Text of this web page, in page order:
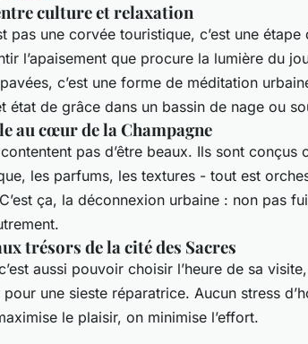
culture et relaxation
pas une corvée touristique, c’est une
l’apaisement que procure la lumière du
c’est une forme de méditation
état de grâce dans un bassin de nage ou
au cœur de la Champagne
pas d’être beaux. Ils sont conçus
les parfums, les textures - tout est
ça, la déconnexion urbaine : non pas
trésors de la cité des Sacres
aussi pouvoir choisir l’heure de sa
pour une sieste réparatrice. Aucun stress
le plaisir, on minimise l’effort.